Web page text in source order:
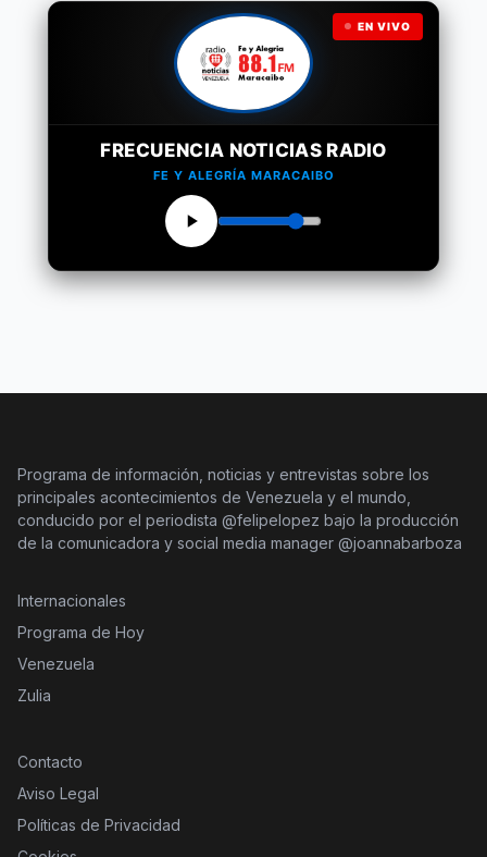
EN VIVO
FRECUENCIA NOTICIAS RADIO
FE Y ALEGRÍA MARACAIBO
Programa de información, noticias y entrevistas sobre los
principales acontecimientos de Venezuela y el mundo,
conducido por el periodista @felipelopez bajo la producción
de la comunicadora y social media manager @joannabarboza
Internacionales
Programa de Hoy
Venezuela
Zulia
Contacto
Aviso Legal
Políticas de Privacidad